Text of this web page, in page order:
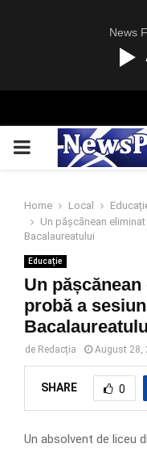
News
PRIMARY
Home Local
Un pășcănean
Bacalaureatului
Educație
Un
probă a
de Redacția August 28,
SHARE 0
Un absolvent de liceu